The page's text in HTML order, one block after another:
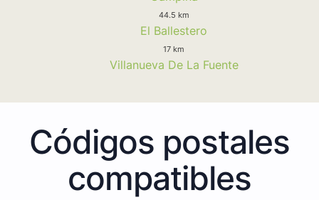
44.5 km
El Ballestero
17 km
Villanueva De La Fuente
Códigos postales
compatibles